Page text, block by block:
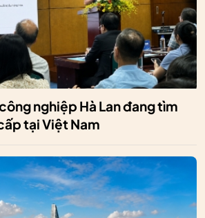
nghiệp Hà Lan đang tìm
tại Việt Nam